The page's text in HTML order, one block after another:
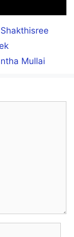
Shakthisree
Mullai